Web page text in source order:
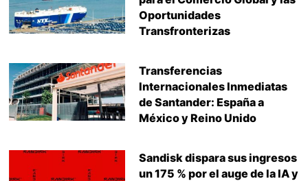
Oportunidades
Transfronterizas
Transferencias
Internacionales Inmediatas
de Santander: España a
México y Reino Unido
Sandisk dispara sus ingresos
un 175 % por el auge de la IA y